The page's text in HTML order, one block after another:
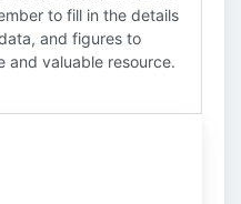
to fill in the details
and figures to
and valuable resource.